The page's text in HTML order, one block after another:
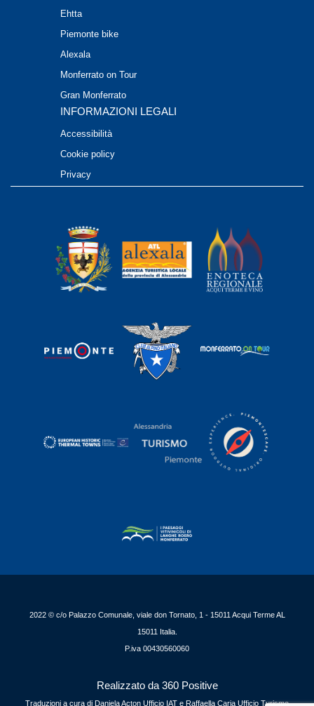
Ehtta
Piemonte bike
Alexala
Monferrato on Tour
Gran Monferrato
INFORMAZIONI LEGALI
Accessibilità
Cookie policy
Privacy
2022 © c/o Palazzo Comunale, viale don Tornato, 1 - 15011 Acqui Terme AL
15011 Italia.
P.iva 00430560060
Realizzato da 360 Positive
Traduzioni a cura di Daniela Acton Ufficio IAT e Raffaella Caria Ufficio Turismo